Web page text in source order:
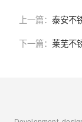
上一篇： 泰安不
下一篇： 莱芜不